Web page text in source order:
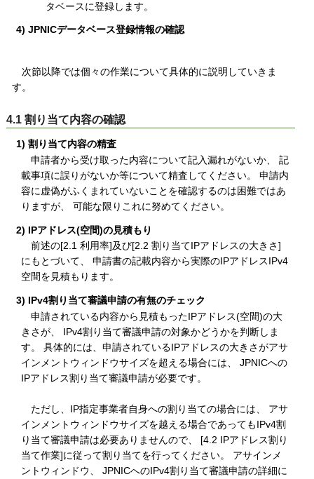
タベースに登録します。
4) JPNICデータベース登録情報の確認
次節以降では個々の作業について具体的に説明していきま
す。
4.1 割り当て内容の確認
1) 割り当て内容の精査
申請者から受け取った内容について記入漏れがないか、 記
載事項に誤りがないか等について精査してください。 申請内
容に虚偽がふくまれていないことを確認するのは困難ではあ
りますが、 可能な限りこれに努めてください。
2) IPアドレス(空間)の見積もり
前述の[2.1 利用率]及び[2.2 割り当てIPアドレスの大きさ]
にもとづいて、 申請書の記載内容から実際のIPアドレスIPv4
空間を見積もります。
3) IPv4割り当て審議申請の有無のチェック
申請されている内容から見積もったIPアドレス(空間)の大
きさが、 IPv4割り当て審議申請の対象かどうかを判断しま
す。 具体的には、申請されているIPアドレスの大きさがアサ
インメントウィンドウサイズを超える場合には、 JPNICへの
IPアドレス割り当て審議申請が必要です。
ただし、IP指定事業者自身への割り当ての場合には、 アサ
インメントウィンドウサイズを越える場合であってもIPv4割
り当て審議申請は必要ありませんので、 [4.2 IPアドレス割り
当て作業]に従って割り当てを行ってください。 アサインメ
ントウィンドウ、 JPNICへのIPv4割り当て審議申請の詳細に